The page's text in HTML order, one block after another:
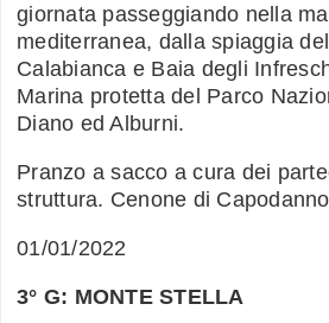
giornata passeggiando nella
mediterranea, dalla spiaggia
Calabianca e Baia degli
Marina protetta del Parco
Diano ed Alburni.
Pranzo a sacco a cura dei
struttura. Cenone di
01/01/2022
3° G: MONTE STELLA